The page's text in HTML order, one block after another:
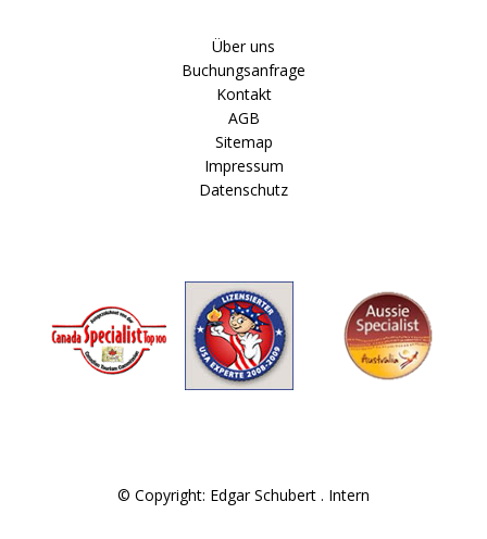
Über uns
Buchungsanfrage
Kontakt
AGB
Sitemap
Impressum
Datenschutz
© Copyright: Edgar Schubert . Intern